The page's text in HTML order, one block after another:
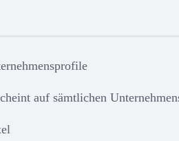
auf sämtlichen